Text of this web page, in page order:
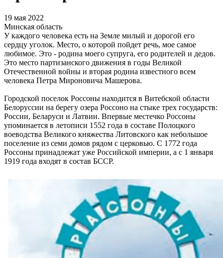
19 мая 2022
Минская область
У каждого человека есть на Земле милый и дорогой его
сердцу уголок. Место, о которой пойдет речь, мое самое
любимое. Это - родина моего супруга, его родителей и дедов.
Это место партизанского движения в годы Великой
Отечественной войны и вторая родина известного всем
человека Петра Мироновича Машерова.
Городской поселок Россоны находится в Витебской области
Белоруссии на берегу озера Россоно на стыке трех государств:
России, Беларуси и Латвии. Впервые местечко Россоны
упоминается в летописи 1552 года в составе Полоцкого
воеводства Великого княжества Литовского как небольшое
поселение из семи домов рядом с церковью. С 1772 года
Россоны принадлежат уже Российской империи, а с 1 января
1919 года входят в состав БССР.